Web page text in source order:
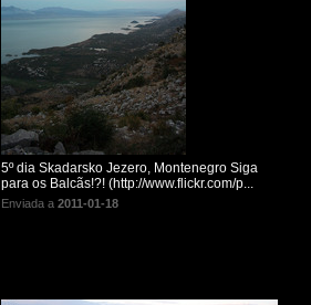
5º dia Skadarsko Jezero, Montenegro Siga
para os Balcãs!?! (http://www.flickr.com/p...
Enviada a 2011-01-18